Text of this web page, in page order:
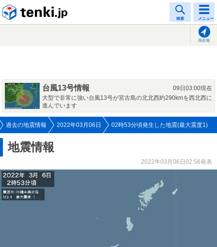
検索 メニュー
現在地
台風13号情報
09日03:00現在
大型で非常に強い台風13号が宮古島の北北西約290kmを西北西に
進んでいます
過去の地震情報 2022年03月06日 02時53分頃発生した地震(最大震度1)
地震情報
2022年03月06日02:56発表